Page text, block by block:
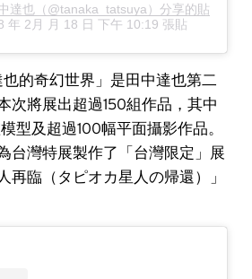
達也（@tanaka_tatsuya）分享的貼
年 2月 月 18 日 下午 10:19 張貼
也的奇幻世界」是田中達也第二
次將展出超過150組作品，其中
型及超過100幅平面攝影作品。
台灣特展製作了「台灣限定」展
再臨（ タピオカ星人の帰還 ）」